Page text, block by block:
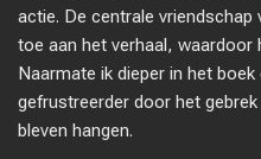
actie. De centrale
toe aan het verhaal, waardoor
Naarmate ik dieper in het
gefrustreerder door het
bleven hangen.